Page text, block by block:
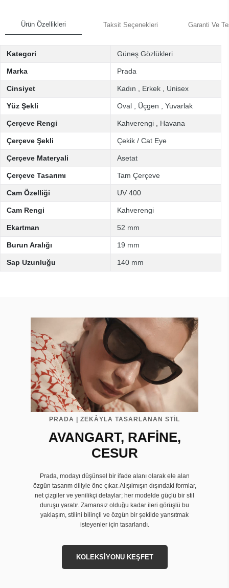
Ürün Özellikleri Taksit Seçenekleri Garanti Ve
Kategori Güneş Gözlükleri
Marka Prada
Cinsiyet Kadın Erkek Unisex
Yüz Şekli Oval Üçgen Yuvarlak
Çerçeve Rengi Kahverengi Havana
Çerçeve Şekli Çekik / Cat Eye
Çerçeve Materyali Asetat
Çerçeve Tasarımı Tam Çerçeve
Cam Özelliği UV 400
Cam Rengi Kahverengi
Ekartman 52 mm
Burun Aralığı 19 mm
Sap Uzunluğu 140 mm
PRADA | ZEKÂYLA TASARLANAN STİL
AVANGART, RAFİNE,
CESUR
Prada, modayı düşünsel bir ifade alanı olarak ele alan
özgün tasarım diliyle öne çıkar. Alışılmışın dışındaki formlar,
net çizgiler ve yenilikçi detaylar; her modelde güçlü bir stil
duruşu yaratır. Zamansız olduğu kadar ileri görüşlü bu
yaklaşım, stilini bilinçli ve özgün bir şekilde yansıtmak
isteyenler için tasarlandı.
KOLEKSİYONU KEŞFET